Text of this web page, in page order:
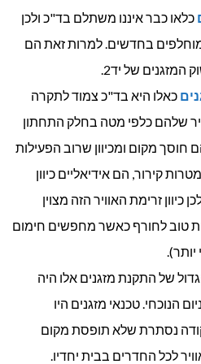
כלאו כבר איננו משתלם בד"כ ולכן
בחדשים. למרות זאת הם
המזגנים של יד2.
כאלו היא בד"כ צמוד לתקרה
שלהם כלפי מטה בחלק התחתון
חוסך מקום ומכיוון שרוב הפעילות
קירור, הם אידיאליים כיוון
כיוון זרימת האוויר הזה מצוין
טוב לחורף כאשר מחפשים חימום
של התקנת מזגנים אלו היה
הנוכחי. טכנאי מזגנים היו
נסתרת שלא תופסת מקום
לכל החדרים בבית יחדיו.